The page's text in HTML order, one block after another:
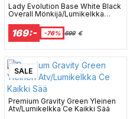
Lady Evolution Base White Black
Overall Mönkijä/Lumikelkka
169:- -76% 699 €
SALE
Premium Gravity Green Yleinen
Atv/Lumikelkka Ce Kaikki Sää